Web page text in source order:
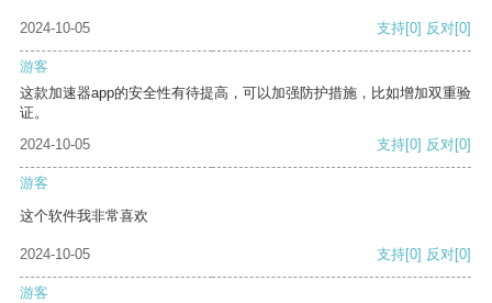
2024-10-05 支持[0] 反对[0]
游客
这款加速器app的安全性有待提高，可以加强防护措施，比如增加双重验
证。
2024-10-05
支持[0] 反对[0]
游客
这个软件我非常喜欢
2024-10-05 支持[0] 反对[0]
游客